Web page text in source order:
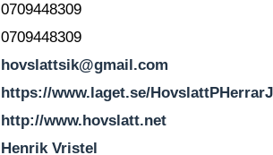
0709448309
0709448309
hovslattsik@gmail.com
https://www.laget.se/
http://www.hovslatt.net
Henrik Vristel